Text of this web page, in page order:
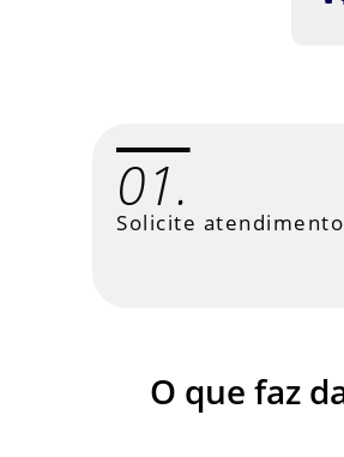
01.
Solicite atendimento
O que faz